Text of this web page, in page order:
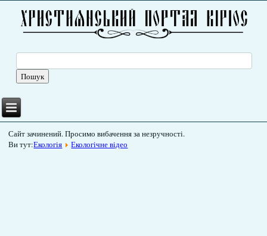
Сайт зачинений. Просимо вибачення за незручності.
Ви тут:Екологія Екологічне відео